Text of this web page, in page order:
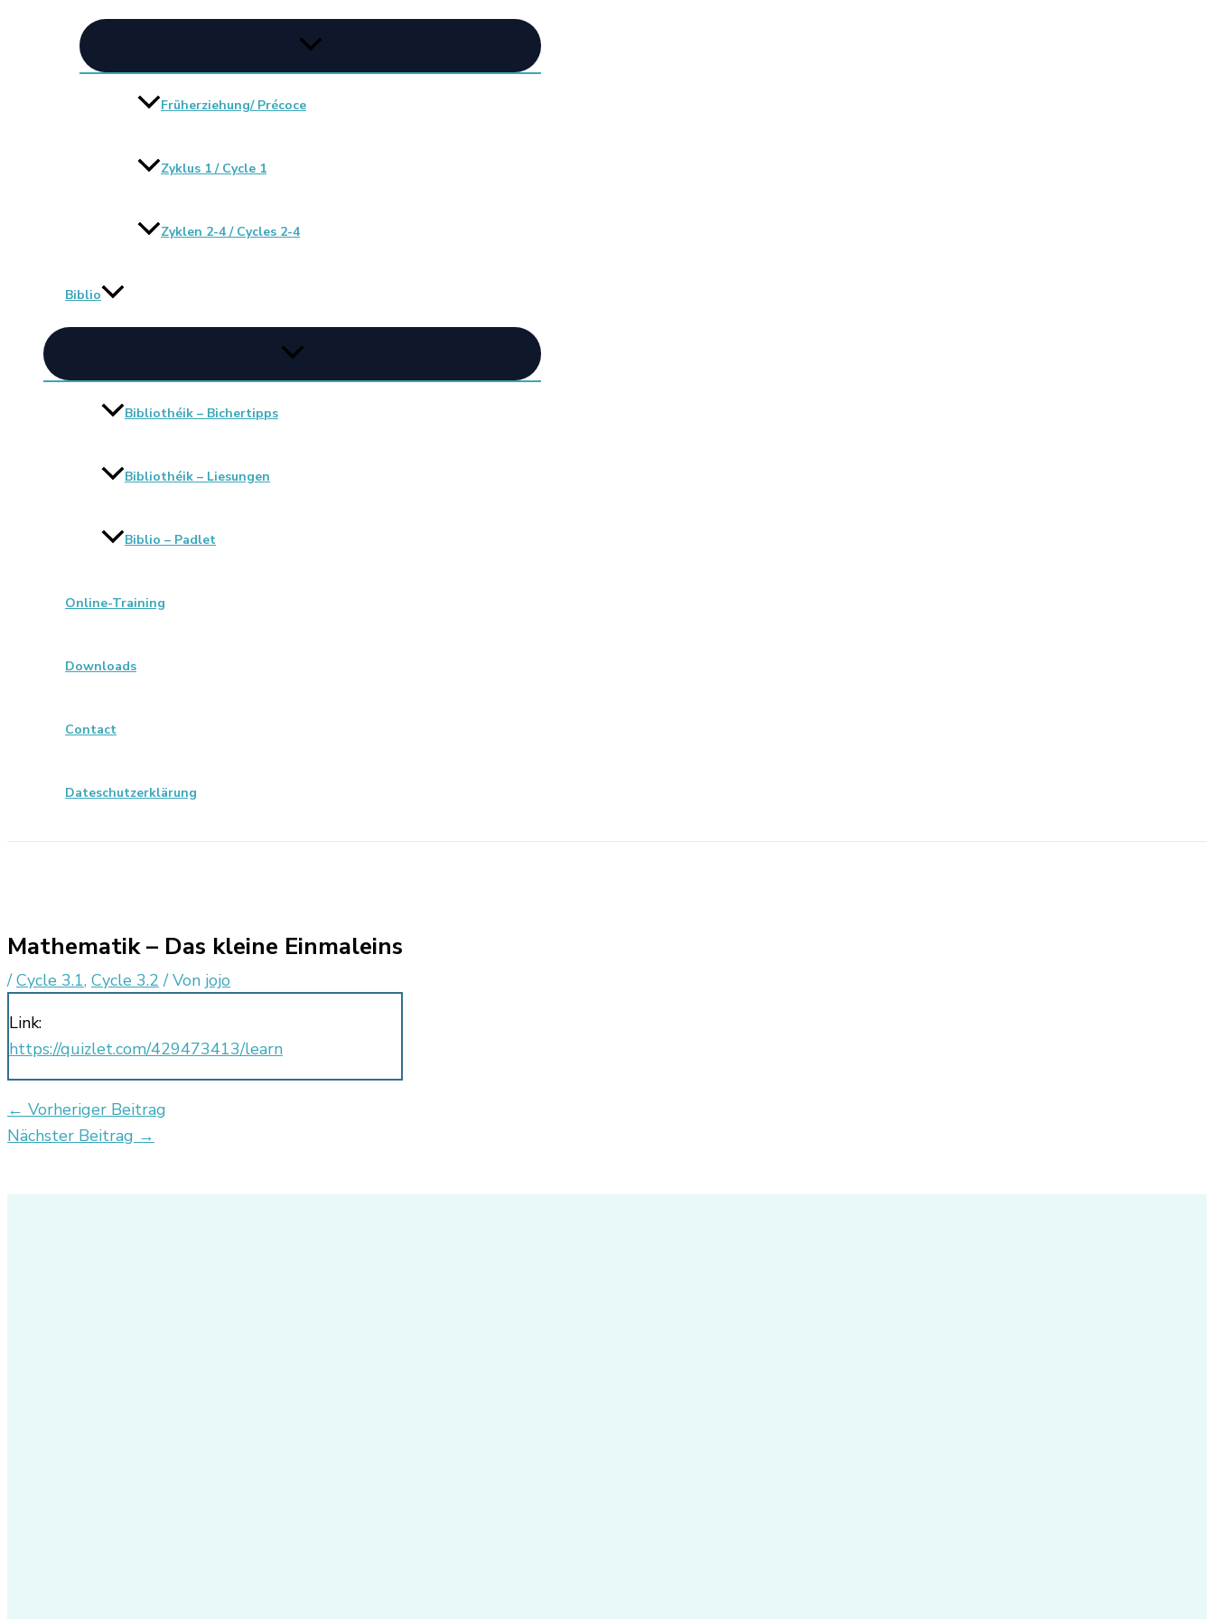
Früherziehung/ Précoce
Zyklus 1 / Cycle 1
Zyklen 2-4 / Cycles 2-4
Biblio
Bibliothéik – Bichertipps
Bibliothéik – Liesungen
Biblio – Padlet
Online-Training
Downloads
Contact
Dateschutzerklärung
Mathematik – Das kleine Einmaleins
/Cycle 3.1, Cycle 3.2 / Von jojo
Link:
https://quizlet.com/429473413/learn
← Vorheriger Beitrag
Nächster Beitrag →